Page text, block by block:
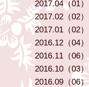
2017.04（01）
2017.02（02）
2017.01（02）
2016.12（04）
2016.11（06）
2016.10（03）
2016.09（06）